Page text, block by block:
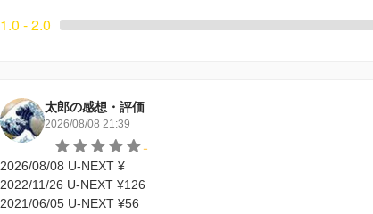
1.0 - 2.0
太郎の感想・評価
2026/08/08 21:39
-
2026/08/08 U-NEXT ¥
2022/11/26 U-NEXT ¥126
2021/06/05 U-NEXT ¥56